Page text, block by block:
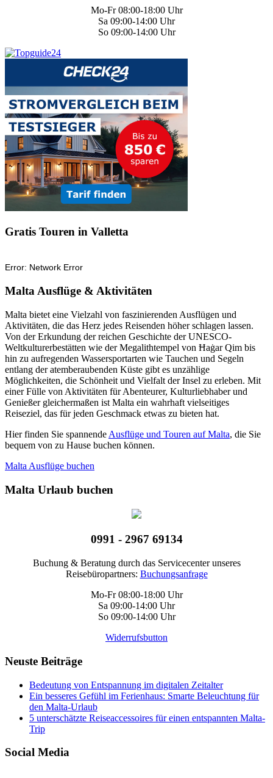
Mo-Fr 08:00-18:00 Uhr
Sa 09:00-14:00 Uhr
So 09:00-14:00 Uhr
Gratis Touren in Valletta
Malta Ausflüge & Aktivitäten
Malta bietet eine Vielzahl von faszinierenden Ausflügen und
Aktivitäten, die das Herz jedes Reisenden höher schlagen lassen.
Von der Erkundung der reichen Geschichte der UNESCO-
Weltkulturerbestätten wie der Megalithtempel von Ħaġar Qim bis
hin zu aufregenden Wassersportarten wie Tauchen und Segeln
entlang der atemberaubenden Küste gibt es unzählige
Möglichkeiten, die Schönheit und Vielfalt der Insel zu erleben. Mit
einer Fülle von Aktivitäten für Abenteurer, Kulturliebhaber und
Genießer gleichermaßen ist Malta ein wahrhaft vielseitiges
Reiseziel, das für jeden Geschmack etwas zu bieten hat.
Hier finden Sie spannende Ausflüge und Touren auf Malta, die Sie
bequem von zu Hause buchen können.
Malta Ausflüge buchen
Malta Urlaub buchen
0991 - 2967 69134
Buchung & Beratung durch das Servicecenter unseres
Reisebüropartners: Buchungsanfrage
Mo-Fr 08:00-18:00 Uhr
Sa 09:00-14:00 Uhr
So 09:00-14:00 Uhr
Widerrufsbutton
Neuste Beiträge
Bedeutung von Entspannung im digitalen Zeitalter
Ein besseres Gefühl im Ferienhaus: Smarte Beleuchtung für
den Malta-Urlaub
5 unterschätzte Reiseaccessoires für einen entspannten Malta-
Trip
Social Media